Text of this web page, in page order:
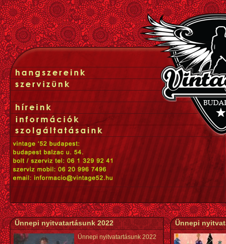
Ünnepi nyitvatartásunk 2022
Ünnepi nyitvatartásunk 2022
Ünnepi